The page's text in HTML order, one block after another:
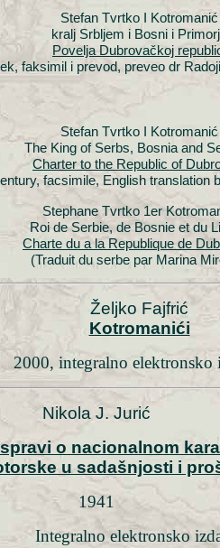
Stefan Tvrtko I Kotromanić
kralj Srbljem i Bosni i
Povelja Dubrovačkoj
faksimil i prevod, preveo dr
Stefan Tvrtko I Kotromanić
The King of Serbs, Bosnia and
Charter to the Republic of
facsimile, English translation
Stephane Tvrtko 1er
Roi de Serbie, de Bosnie et du
Charte du a la Republique de
(Traduit du serbe par Marina
Željko Fajfrić
Kotromanići
2000, integralno elektronsko
Nikola J. Jurić
o nacionalnom
u sadašnjosti i
1941
Integralno elektronsko